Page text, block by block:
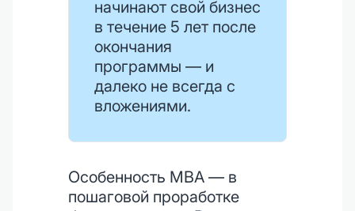
начинают свой бизнес
в течение 5 лет после
окончания
программы — и
далеко не всегда с
вложениями.
Особенность MBA — в
пошаговой проработке